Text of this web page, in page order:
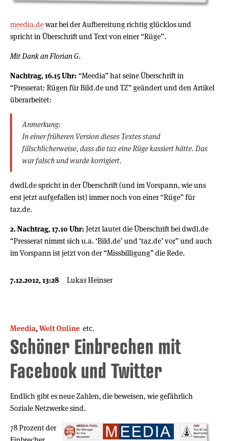
meedia.dewar bei der Aufbereitung richtig glücklos und
spricht in Überschrift und Text von einer “Rüge”.
Mit Dank an Florian G.
Nachtrag, 16.15 Uhr: “Meedia” hat seine Überschrift in
“Presserat: Rügen für Bild.de und TZ” geändert und den Artikel
überarbeitet:
Anmerkung:
In einer früheren Version dieses Textes stand
fälschlicherweise, dass die taz eine Rüge kassiert hätte. Das
war falsch und wurde korrigiert.
dwdl.de spricht in der Überschrift (und im Vorspann, wie uns
erst jetzt aufgefallen ist) immer noch von einer “Rüge” für
taz.de.
2. Nachtrag, 17.10 Uhr: Jetzt lautet die Überschrift bei dwdl.de
“Presserat nimmt sich u.a. ‘Bild.de’ und ‘taz.de’ vor” und auch
im Vorspann ist jetzt von der “Missbilligung” die Rede.
7.12.2012, 13:28 Lukas Heinser
Meedia,Welt Online etc.
Schöner Einbrechen mit
Facebook und Twitter
Endlich gibt es neue Zahlen, die beweisen, wie gefährlich
Soziale Netzwerke sind.
78 Prozent der